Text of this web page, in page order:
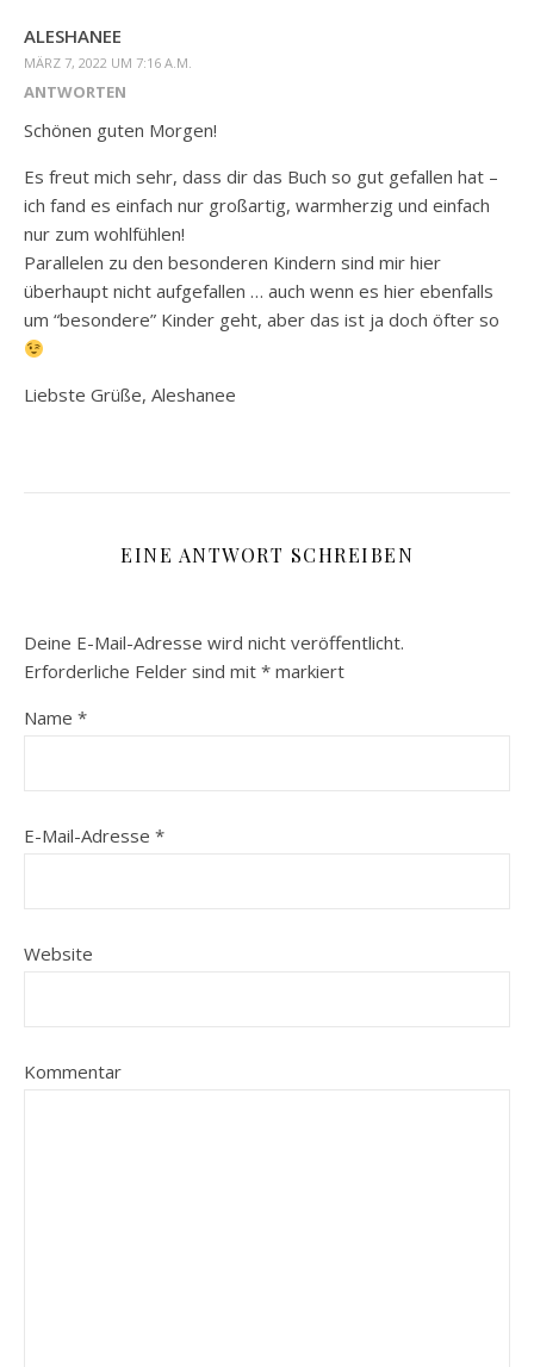
ALESHANEE
MÄRZ 7, 2022 UM 7:16 A.M.
ANTWORTEN
Schönen guten Morgen!
Es freut mich sehr, dass dir das Buch so gut gefallen hat –
ich fand es einfach nur großartig, warmherzig und einfach
nur zum wohlfühlen!
Parallelen zu den besonderen Kindern sind mir hier
überhaupt nicht aufgefallen … auch wenn es hier ebenfalls
um “besondere” Kinder geht, aber das ist ja doch öfter so
Liebste Grüße, Aleshanee
EINE ANTWORT SCHREIBEN
Deine E-Mail-Adresse wird nicht veröffentlicht.
Erforderliche Felder sind mit * markiert
Name *
E-Mail-Adresse *
Website
Kommentar